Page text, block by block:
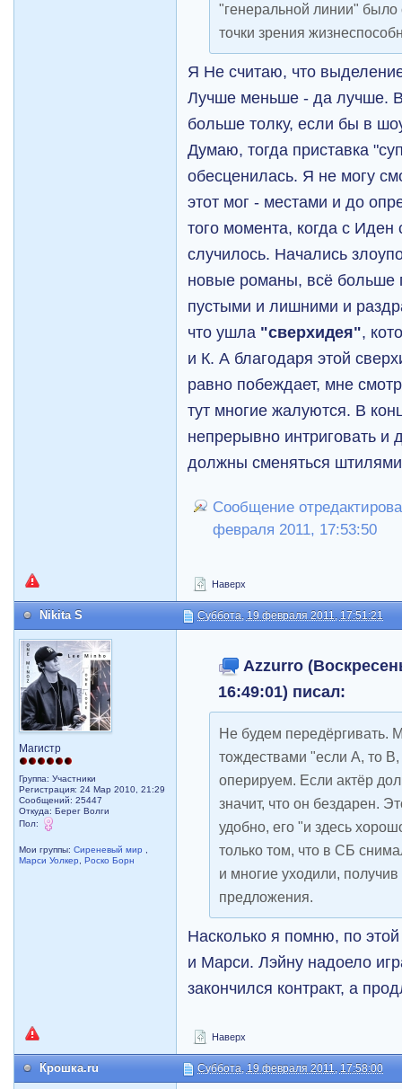
"генеральной линии" было
точки зрения
Я Не считаю, что
Лучше меньше - да лучше.
больше толку, если бы в
Думаю, тогда приставка
обесценилась. Я не могу
этот мог - местами и до
того момента, когда с Иден
случилось. Начались
новые романы, всё больше
пустыми и лишними и
что ушла "сверхидея",
и К. А благодаря этой
равно побеждает, мне
тут многие жалуются. В
непрерывно интриговать и
должны сменяться
Сообщение
февраля 2011, 17:53:50
Наверх
Nikita S Суббота, 19 февраля 2011, 17:51:21
Магистр
Группа: Участники
Регистрация: 24 Мар 2010, 21:29
Сообщений: 25447
Откуда: Берег Волги
Пол:
Мои группы:Сиреневый мир
Марси Уолкер
,Роско Борн
Azzurro
16:49:01) писал:
Не будем передёргивать.
тождествами "если А, то
оперируем. Если актёр
значит, что он бездарен.
удобно, его "и здесь
только том, что в СБ
и многие уходили,
предложения.
Насколько я помню, по
и Марси. Лэйну надоело
закончился контракт, а
Наверх
Крошка.ru Суббота, 19 февраля 2011, 17:58:00